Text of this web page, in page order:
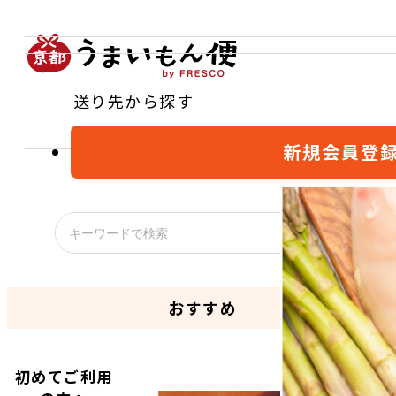
送り先から探す
新規会員登
おすすめ
初めてご利用